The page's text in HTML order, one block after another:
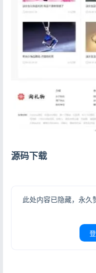
源码下载
此处内容已隐藏，永